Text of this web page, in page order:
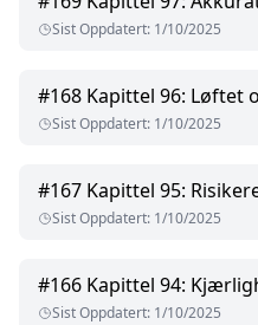
Sist Oppdatert: 1/10/2025
#168 Kapittel 96: Løftet
Sist Oppdatert: 1/10/2025
#167 Kapittel 95:
Sist Oppdatert: 1/10/2025
#166 Kapittel 94:
Sist Oppdatert: 1/10/2025